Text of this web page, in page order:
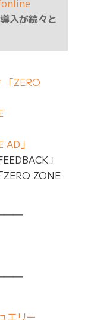
入が続々と
「ZERO
」
」
ZERO ZONE
エリー